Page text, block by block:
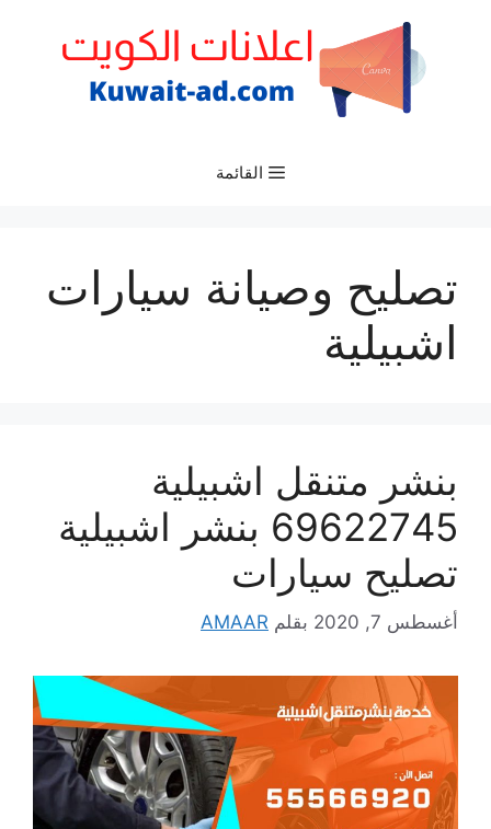
القائمة
تصليح وصيانة سيارات
اشبيلية
بنشر متنقل اشبيلية
69622745 بنشر اشبيلية
تصليح سيارات
أغسطس 7, 2020 بقلم AMAAR